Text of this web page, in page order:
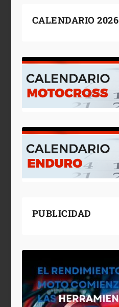
CALENDARIO 2026
PUBLICIDAD